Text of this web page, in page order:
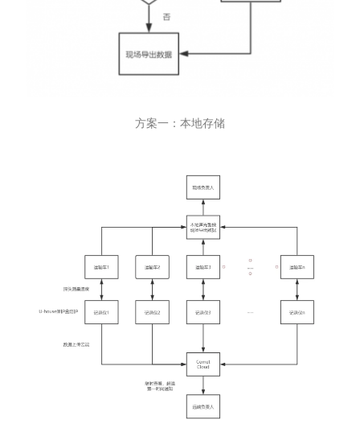
方案一：本地存储